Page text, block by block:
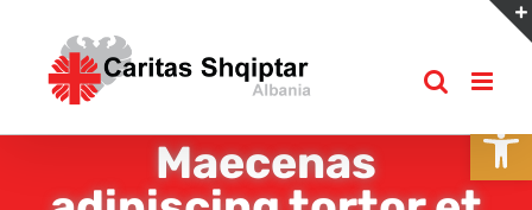
content
Maecenas